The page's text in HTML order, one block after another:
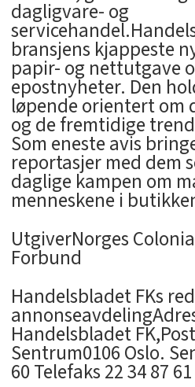
dagligvare- og
bransjens kjappeste
papir- og nettutgave
epostnyheter. Den
løpende orientert om
og de fremtidige
Som eneste avis
reportasjer med dem
daglige kampen om
menneskene i
UtgiverNorges
Forbund
Handelsbladet FKs
Handelsbladet
Sentrum0106 Oslo.
60 Telefaks 22 34 87 61